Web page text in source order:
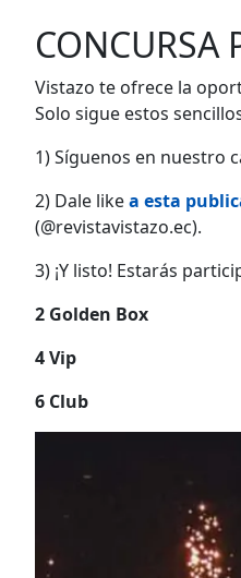
CONCURSA
Vistazo te ofrece la
Solo sigue estos
1) Síguenos en nuestro
2) Dale likea esta
(@revistavistazo.ec).
3) ¡Y listo! Estarás
2 Golden Box
4 Vip
6 Club